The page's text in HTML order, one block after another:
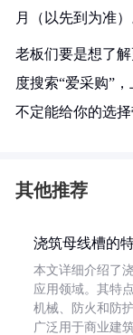
月（以先到为准）
老板们要是想了
度搜索“爱采购”
不定能给你的选
其他推荐
浇筑母线槽的
本文详细介绍了
应用领域。其特
机械、防火和防
广泛用于商业建